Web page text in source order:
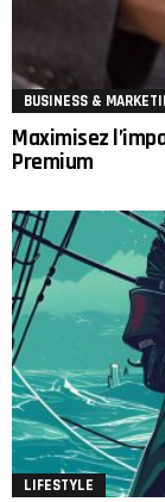
BUSINESS &
Maximisez
Premium
LIFESTYLE